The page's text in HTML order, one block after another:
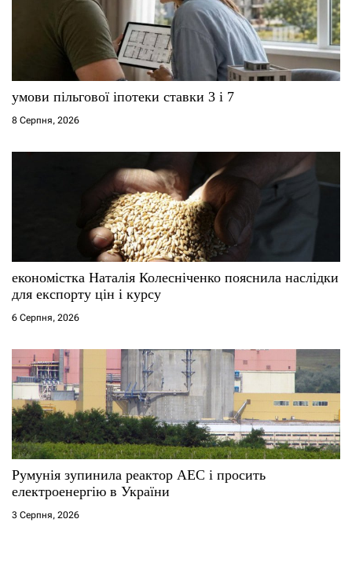
умови пільгової іпотеки ставки 3 і 7
8 Серпня, 2026
економістка Наталія Колесніченко пояснила наслідки
для експорту цін і курсу
6 Серпня, 2026
Румунія зупинила реактор АЕС і просить
електроенергію в України
3 Серпня, 2026